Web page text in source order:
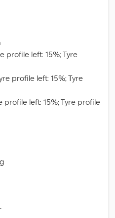
profile left: 15%; Tyre
profile left: 15%; Tyre
profile left: 15%; Tyre profile